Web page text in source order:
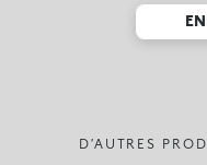
D’AUTRES